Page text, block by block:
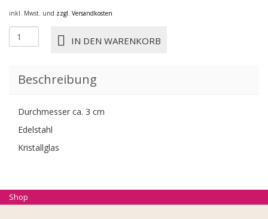
inkl. Mwst. und zzgl. Versandkosten
E727
CREOLE
Menge
IN DEN WARENKORB
Beschreibung
Durchmesser ca. 3 cm
Edelstahl
Kristallglas
Shop